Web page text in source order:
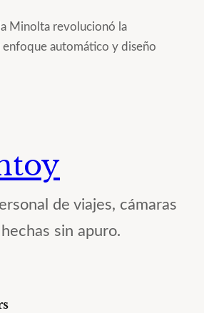
Minolta revolucionó la
automático y diseño
de viajes, cámaras
sin apuro.